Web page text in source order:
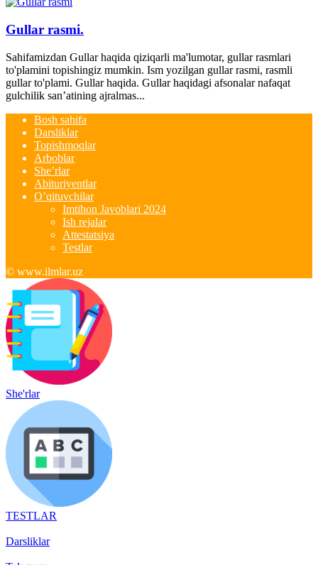
Gullar rasmi.
Sahifamizdan Gullar haqida qiziqarli ma'lumotar, gullar rasmlari
to'plamini topishingiz mumkin. Ism yozilgan gullar rasmi, rasmli
gullar to'plami. Gullar haqida. Gullar haqidagi afsonalar nafaqat
gulchilik san’atining ajralmas...
Bosh sahifa
Darsliklar
Topishmoqlar
Arboblar
She’rlar
Abituriyentlar
O’qituvchilar
Imtihon Javoblari 2024
Ish rejalar
Attestatsiya
Testlar
© www.ilmlar.uz
She'rlar
TESTLAR
Darsliklar